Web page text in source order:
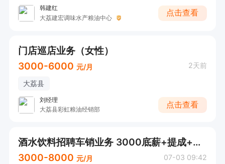
韩建红
大荔建宏调味水产粮油中心
点击查看
门店巡店业务（女性）
3000-6000 元/月 2天前
大荔县
刘经理
大荔县彩虹粮油经销部
点击查看
酒水饮料招聘车销业务 3000底薪+提成+奖金
3000-8000 元/月 07-03 09:42